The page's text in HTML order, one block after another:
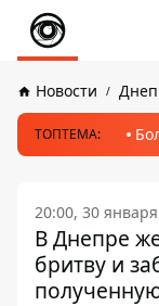
Новости
ТОПТЕМА:
20:00, 30 января
В Днепре
бритву и